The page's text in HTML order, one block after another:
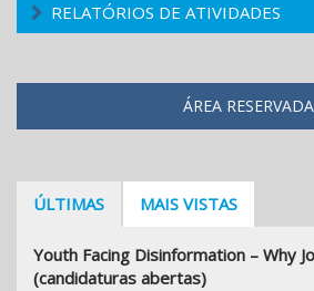
RELATÓRIOS DE ATIVIDADES
ÁREA RESERVADA
ÚLTIMAS MAIS VISTAS
Youth Facing Disinformation – Why
(candidaturas abertas)